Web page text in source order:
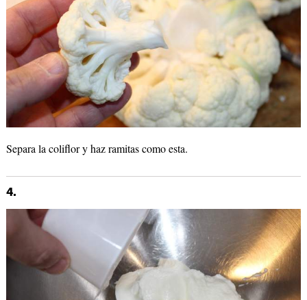
Separa la coliflor y haz ramitas como esta.
4.